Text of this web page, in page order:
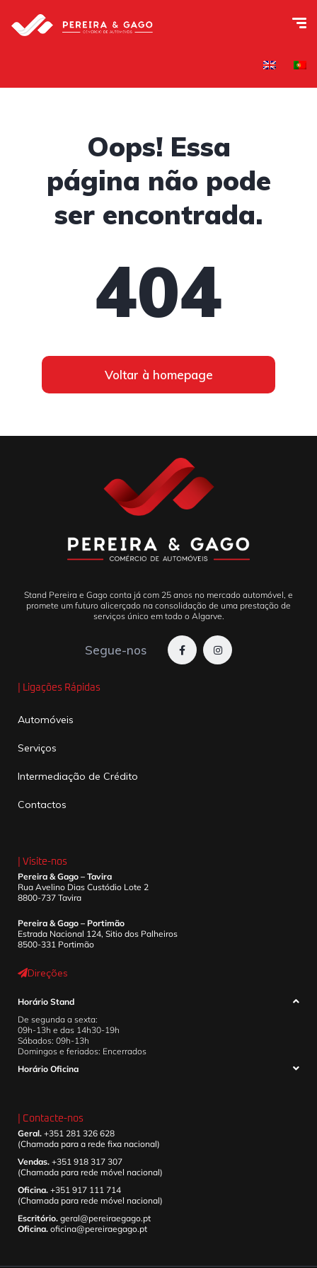
Oops! Essa
página não pode
ser encontrada.
404
Voltar à homepage
Stand Pereira e Gago conta já com 25 anos no mercado automóvel, e
promete um futuro alicerçado na consolidação de uma prestação de
serviços único em todo o Algarve.
Segue-nos
| Ligações Rápidas
Automóveis
Serviços
Intermediação de Crédito
Contactos
| Visite-nos
Pereira & Gago – Tavira
Rua Avelino Dias Custódio Lote 2
8800-737 Tavira
Pereira & Gago – Portimão
Estrada Nacional 124, Sitio dos Palheiros
8500-331 Portimão
Direções
Horário Stand
De segunda a sexta:
09h-13h e das 14h30-19h
Sábados: 09h-13h
Domingos e feriados: Encerrados
Horário Oficina
| Contacte-nos
Geral. +351 281 326 628
(Chamada para a rede fixa nacional)
Vendas. +351 918 317 307
(Chamada para rede móvel nacional)
Oficina. +351 917 111 714
(Chamada para rede móvel nacional)
Escritório. geral@pereiraegago.pt
Oficina. oficina@pereiraegago.pt